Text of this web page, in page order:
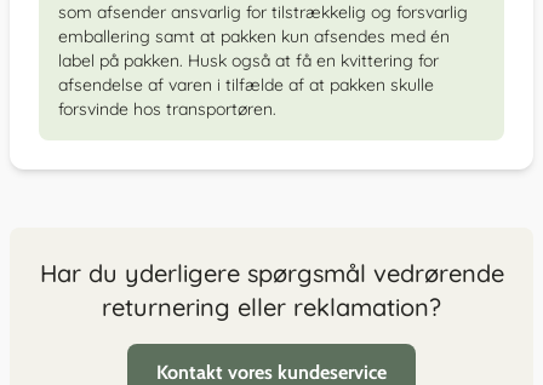
som afsender ansvarlig for tilstrækkelig og forsvarlig
emballering samt at pakken kun afsendes med én
label på pakken. Husk også at få en kvittering for
afsendelse af varen i tilfælde af at pakken skulle
forsvinde hos transportøren.
Har du yderligere spørgsmål vedrørende
returnering eller reklamation?
Kontakt vores kundeservice